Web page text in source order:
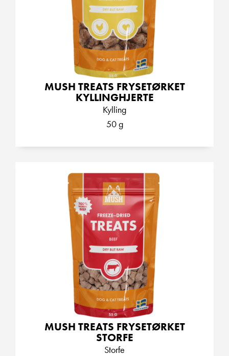
MUSH TREATS FRYSETØRKET
KYLLINGHJERTE
Kylling
50 g
MUSH TREATS FRYSETØRKET
STORFE
Storfe